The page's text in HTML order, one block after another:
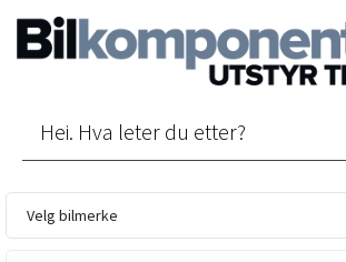
Velg bilmerke